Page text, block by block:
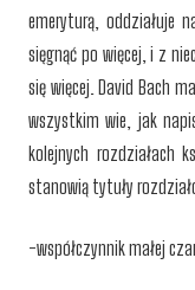
emeryturą, oddziałuje
sięgnąć po więcej, i z
się więcej. David Bach
wszystkim wie, jak
kolejnych rozdziałach
stanowią tytuły
-współczynnik małej